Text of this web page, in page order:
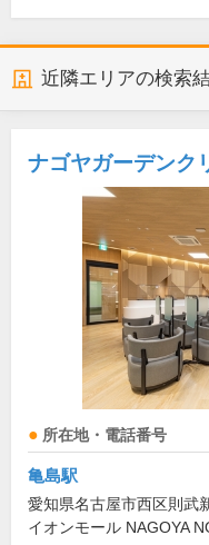
近隣エリアの検索
ナゴヤガーデンク
所在地・電話番号
亀島駅
愛知県名古屋市西区則武
イオンモール NAGOYA